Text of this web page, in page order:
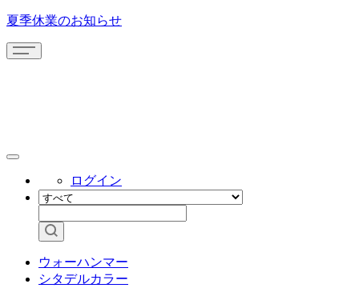
夏季休業のお知らせ
ログイン
ウォーハンマー
シタデルカラー